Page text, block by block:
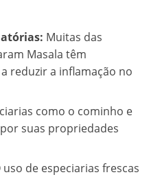
Muitas das
Masala têm
reduzir a inflamação no
como o cominho e
suas propriedades
uso de especiarias frescas